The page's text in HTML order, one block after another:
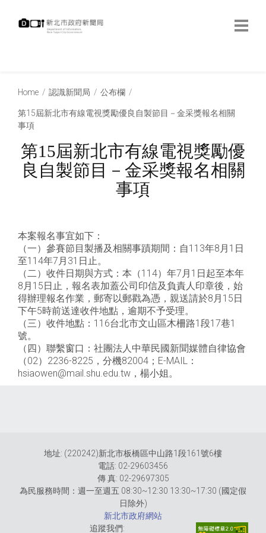
Home 認識新聞局 公布欄
第15屆新北市有線電視獎勵優良自製節目－金采獎報名相關
事項
第15屆新北市有線電視獎勵優
良自製節目－金采獎報名相關
事項
本案報名事宜如下：
（一）參賽節目製播及相關事蹟期間：自113年8月1日
至114年7月31日止。
（二）收件日期與方式：本（114）年7月1日起至本年
8月15日止，報名表加蓋公司印信及負責人印章後，始
得辦理報名作業，郵寄以郵戳為憑，親送請於8月15日
下午5時前送達收件地點，逾期不予受理。
（三）收件地點：116台北市文山區木柵路1段17巷1
號。
（四）聯繫窗口：社團法人中華民國新聞媒體自律協會
（02）2236-8225，分機82004；E-MAIL：
hsiaowen@mail.shu.edu.tw，楊小姐。
地址: (220242)新北市板橋區中山路1段161號6樓
電話: 02-29603456
傳 真: 02-29697305
為民服務時間：週一至週五 08:30~12:30 13:30~17:30 (國定假
日除外)
新北市政府網站
追蹤我們: